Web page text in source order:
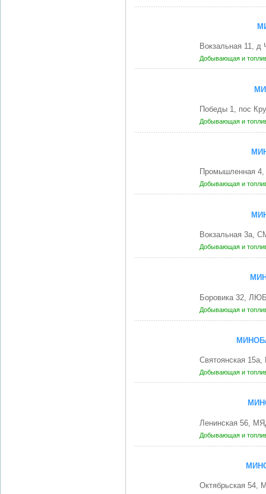
Вокзальная 11,
Добывающая и
Победы 1, пос
Добывающая и
Промышленная
Добывающая и
Вокзальная 3а,
Добывающая и
Боровика 32,
Добывающая и
Святоянская
Добывающая и
Ленинская 56,
Добывающая и
Октябрьская